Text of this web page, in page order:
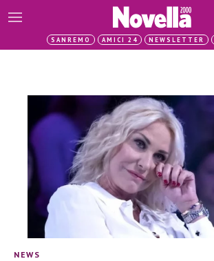
SANREMO AMICI 24 NEWSLETTER
NEWS